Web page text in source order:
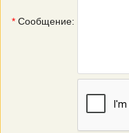
* Сообщение: